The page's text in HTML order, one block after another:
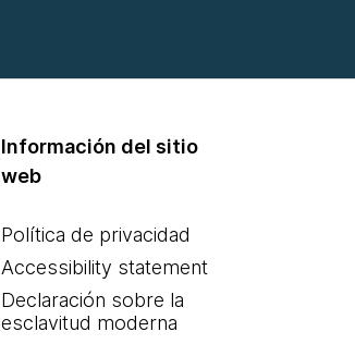
Información del sitio
web
Política de privacidad
Accessibility statement
Declaración sobre la
esclavitud moderna